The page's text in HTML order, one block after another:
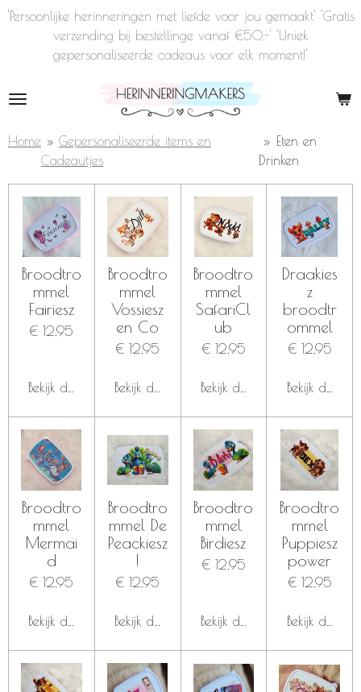
Ga
hoofdinhoud
'Persoonlijke herinneringen met liefde voor jou gemaakt' 'Gratis
verzending bij bestellinge vanaf €50,-' 'Uniek
gepersonaliseerde cadeaus voor elk moment!'
Home » Gepersonaliseerde items en
Cadeautjes
» Eten en
Drinken
Broodtro
mmel
Fairiesz
€ 12,95
Bekijk details
Broodtro
mmel
Vossiesz
en Co
€ 12,95
Bekijk details
Broodtro
mmel
SafariCl
ub
€ 12,95
Bekijk details
Draakies
z
broodtr
ommel
€ 12,95
Bekijk details
Broodtro
mmel
Mermai
d
€ 12,95
Bekijk details
Broodtro
mmel De
Peackiesz
!
€ 12,95
Bekijk details
Broodtro
mmel
Birdiesz
€ 12,95
Bekijk details
Broodtro
mmel
Puppiesz
power
€ 12,95
Bekijk details